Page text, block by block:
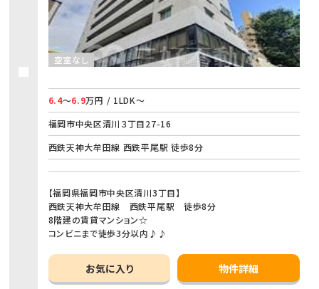
空室なし
6.4～6.9万円 / 1LDK～
福岡市中央区清川３丁目27-16
西鉄天神大牟田線 西鉄平尾駅 徒歩8分
【福岡県福岡市中央区清川3丁目】
西鉄天神大牟田線 西鉄平尾駅 徒歩8分
8階建の賃貸マンション☆
コンビニまで徒歩3分以内♪♪
お気に入り 物件詳細